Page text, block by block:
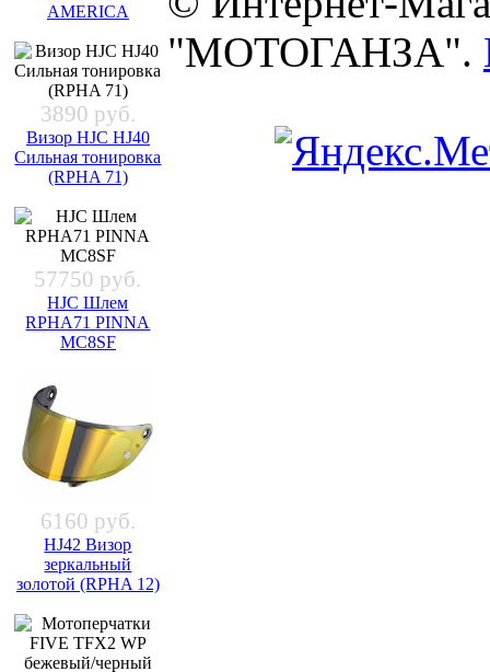
AMERICA
3890 руб.
Визор HJC HJ40
Сильная тонировка
(RPHA 71)
57750 руб.
HJC Шлем
RPHA71 PINNA
MC8SF
6160 руб.
HJ42 Визор
зеркальный
золотой (RPHA 12)
"МОТОГАНЗА".